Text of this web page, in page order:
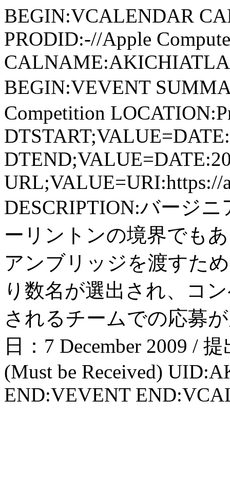
BEGIN:VCALENDAR
PRODID:-//Apple
BEGIN:VEVENT
Competition
URL;VALUE=URI:https://
DESCRIPTION:バージ
ーリントンの境界でも
アンブリッジを渡すた
り数名が選出され、コ
されるチームでの応募
日：7 December 2009 /
(Must be Received)
END:VEVENT